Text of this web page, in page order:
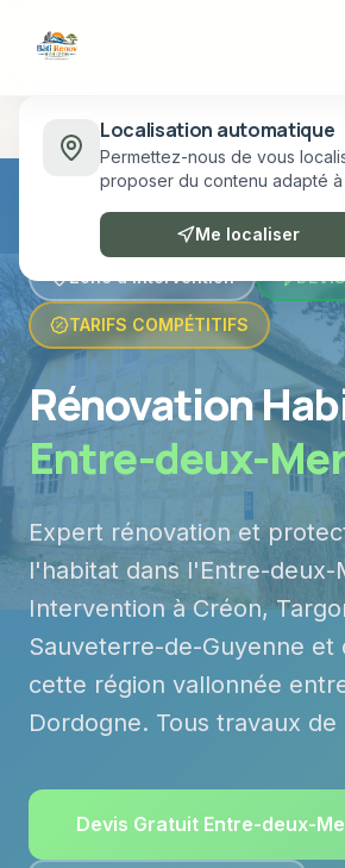
Zones d'intervention
Zone d'intervention
TARIFS COMPÉTITIFS
Rénovation
Entre-deux-
Expert rénovation et
l'habitat dans l'Entre-deux-
Intervention à Créon,
Sauveterre-de-Guyenne et
cette région vallonnée
Dordogne. Tous travaux
Devis Gratuit Entre-deux-
Localisation automatique
Permettez-nous de vous
proposer du contenu adapté
Me localiser